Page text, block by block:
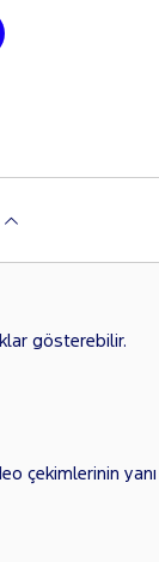
gösterebilir.
çekimlerinin